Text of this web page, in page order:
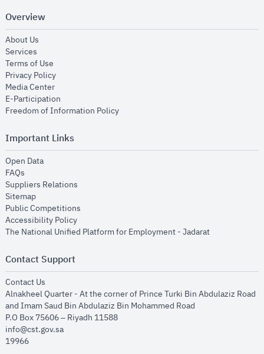
Overview
About Us
Services
Terms of Use
Privacy Policyopens in new window
Media Centeropens in new window
E-Participation
Freedom of Information Policyopens in new window
Important Links
Open Dataopens in new window
FAQs
Suppliers Relations
Sitemapopens in new window
Public Competitions
Accessibility Policyopens in new window
The National Unified Platform for Employment - Jadaratopens in new
Contact Support
Contact Us
Alnakheel Quarter - At the corner of Prince Turki Bin Abdulaziz Road
and Imam Saud Bin Abdulaziz Bin Mohammed Road​
P.O Box 75606 – Riyadh 11588
info@cst.gov.sa
19966